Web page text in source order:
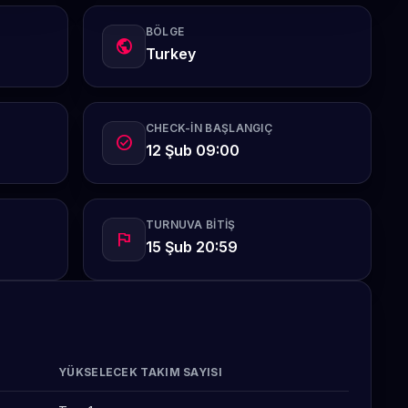
public
BÖLGE
Turkey
check_circle
CHECK-IN BAŞLANGIÇ
12 Şub 09:00
flag
TURNUVA BITIŞ
15 Şub 20:59
YÜKSELECEK TAKIM SAYISI